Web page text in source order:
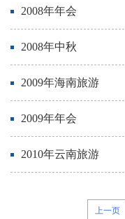
2008年年会
2008年中秋
2009年海南旅游
2009年年会
2010年云南旅游
上一页